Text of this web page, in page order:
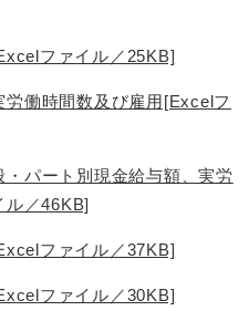
ファイル／25KB]
働時間数及び雇用[Excelフ
パート別現金給与額、実労
／46KB]
ファイル／37KB]
ファイル／30KB]